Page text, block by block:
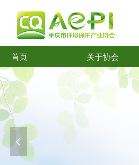
首页
首页
关于协会
关于协会
넳